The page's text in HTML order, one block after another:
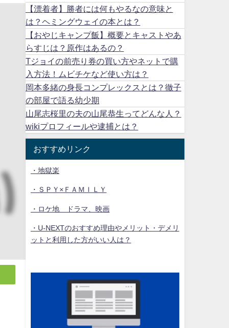
【漂着者】勝者には何もやるなの意味と
は？ヘミングウェイの本とは？
【おやじキャンプ飯】概要とキャストやあ
らすじは？原作はあるの？
Tジョイの前売り券の買い方やネットで購
入方法！ムビチケなど使い方は？
岡本多緒の身長コンプレックスとは？徹子
の部屋で語る幼少期
山尾志桜里の夫の山尾恭生ってどんな人？
wikiプロフィールや逮捕とは？
おすすめリンク
・地獄楽
・ＳＰＹ×ＦＡＭＩＬＹ
・ロケ地 ドラマ、映画
・U-NEXTのおすすめ理由やメリット・デメリ
ットと利用した方がいい人は？